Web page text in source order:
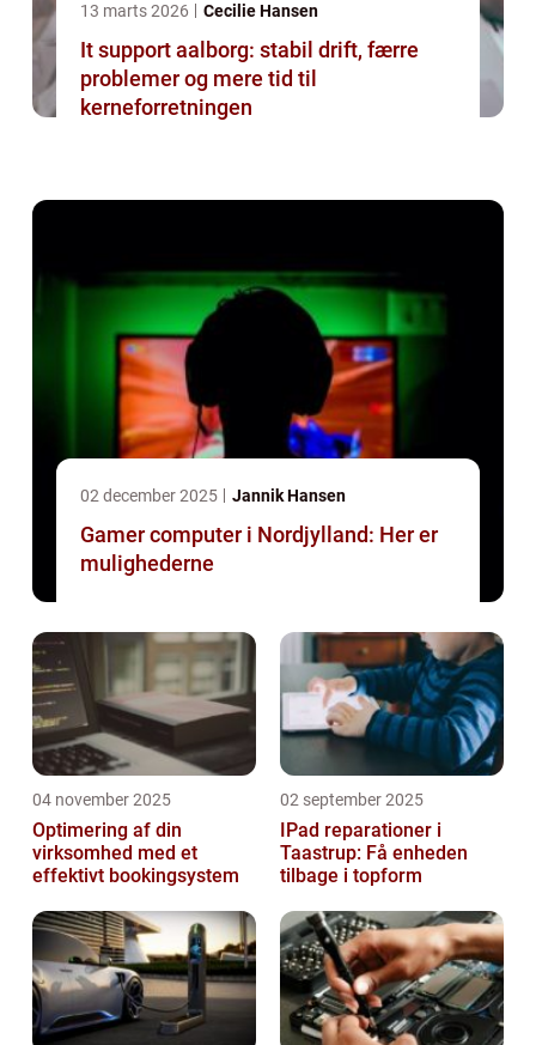
13 marts 2026 Cecilie Hansen
It support aalborg: stabil drift, færre
problemer og mere tid til
kerneforretningen
02 december 2025 Jannik Hansen
Gamer computer i Nordjylland: Her er
mulighederne
04 november 2025
Optimering af din
virksomhed med et
effektivt bookingsystem
02 september 2025
IPad reparationer i
Taastrup: Få enheden
tilbage i topform